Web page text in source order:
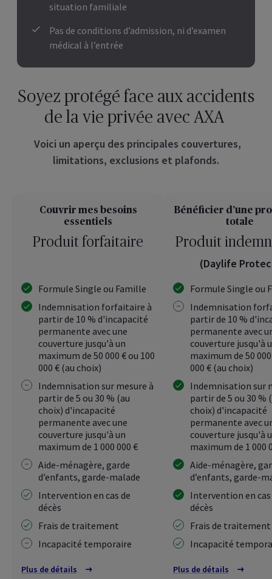
situation familiale
Pas de conditions d’admission, ni d’examen
médical à l’entrée
Soyez protégé face aux accidents
de la vie privée avec AXA
Voici un aperçu des principales couvertures,
limitations, exclusions et plafonds.
Couvrir mes besoins
essentiels
Produit forfaitaire
Formule Single ou Famille
Indemnisation forfaitaire à
partir de 10 % d'incapacité
permanente avec une
couverture jusqu'à un
maximum de 50 000 € ou 100
000 € (au choix)
Indemnisation sur mesure à
partir de 5 ou 30 % (au
choix) d'incapacité
permanente avec une
couverture jusqu'à un
maximum de 1 000 000 €
Aide-ménagère, garde
d’enfants, garde-malade
Intervention en cas de
décès
Frais de traitement
Incapacité temporaire
Plus de détails
Bénéficier d’une
totale
Produit
(Daylife
Formule Single ou
Indemnisation
partir de 10 %
permanente avec
couverture jusqu'à
maximum de 50
000 € (au choix)
Indemnisation sur
partir de 5 ou 30 %
choix) d'incapacité
permanente avec
couverture jusqu'à
maximum de 1 000
Aide-ménagère,
d’enfants, garde-
Intervention en cas
décès
Frais de traitement
Incapacité
Plus de détails